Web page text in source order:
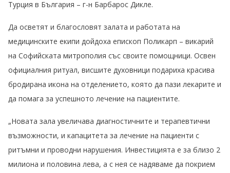
Турция в България – г-н Барбарос Дикле.
Да осветят и благословят залата и работата на
медицинските екипи дойдоха епископ Поликарп – викарий
на Софийската митрополия със своите помощници. Освен
официалния ритуал, висшите духовници подариха красива
бродирана икона на отделението, която да пази лекарите и
да помага за успешното лечение на пациентите.
„Новата зала увеличава диагностичните и терапевтични
възможности, и капацитета за лечение на пациенти с
ритъмни и проводни нарушения. Инвестицията е за близо 2
милиона и половина лева, а с нея се надяваме да покрием